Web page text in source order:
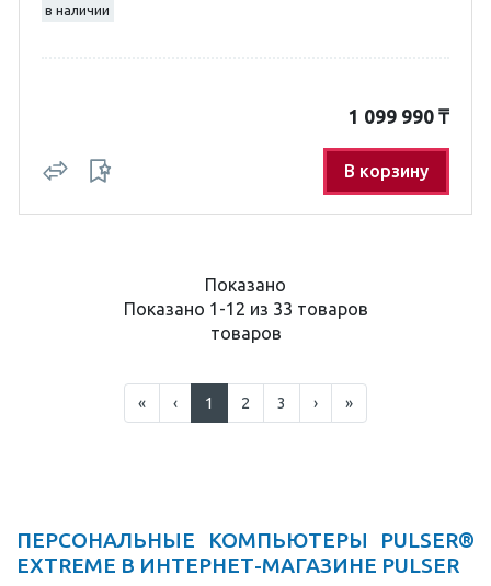
в наличии
1 099 990 ₸
В корзину
Показано
Показано 1-12 из 33 товаров
товаров
« ‹ 1 2 3 › »
ПЕРСОНАЛЬНЫЕ КОМПЬЮТЕРЫ PULSER®
EXTREME В ИНТЕРНЕТ-МАГАЗИНЕ PULSER